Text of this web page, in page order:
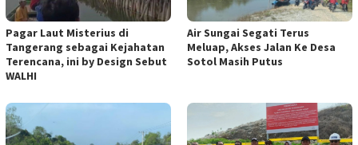
Pagar Laut Misterius di
Tangerang sebagai Kejahatan
Terencana, ini by Design Sebut
WALHI
Air Sungai Segati Terus
Meluap, Akses Jalan Ke Desa
Sotol Masih Putus